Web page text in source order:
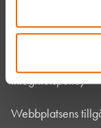
Integritetspolicy
Webbplatsens